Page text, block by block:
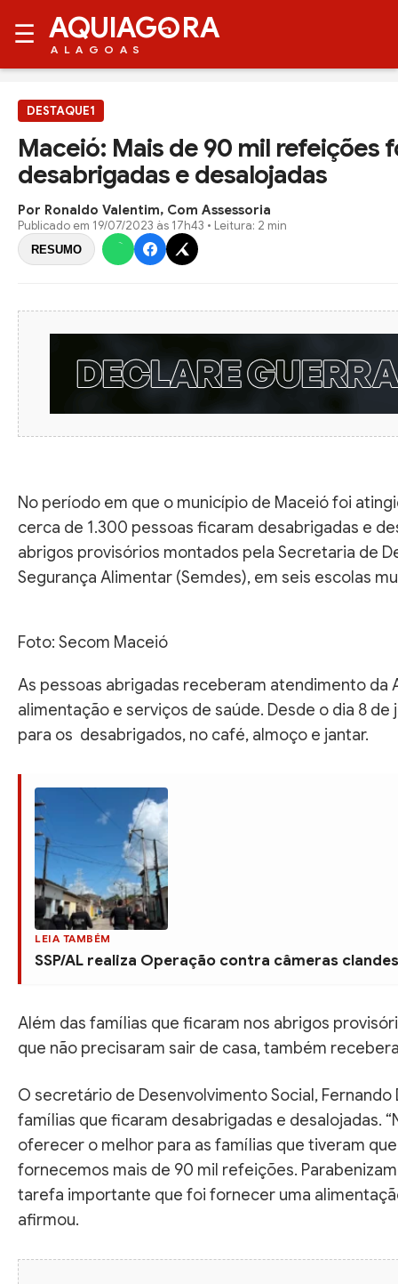
☰ AQUIAG RA
ALAGOAS
DESTAQUE1
Maceió: Mais de 90 mil refeições
desabrigadas e desalojadas
Por Ronaldo Valentim, Com Assessoria
Publicado em 19/07/2023 às 17h43 • Leitura: 2 min
RESUMO
No período em que o município de Maceió foi
cerca de 1.300 pessoas ficaram desabrigadas e
abrigos provisórios montados pela Secretaria de
Segurança Alimentar (Semdes), em seis escolas
Foto: Secom Maceió
As pessoas abrigadas receberam atendimento da
alimentação e serviços de saúde. Desde o dia 8
para os desabrigados, no café, almoço e jantar.
LEIA TAMBÉM
SSP/AL realiza Operação contra câmeras
Além das famílias que ficaram nos abrigos
que não precisaram sair de casa, também
O secretário de Desenvolvimento Social,
famílias que ficaram desabrigadas e desalojadas.
oferecer o melhor para as famílias que tiveram que
fornecemos mais de 90 mil refeições.
tarefa importante que foi fornecer uma
afirmou.